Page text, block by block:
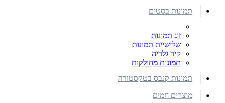
תמונות בסטים
זוג תמונות
שלישיית תמונות
קיר גלריה
תמונות מחולקות
תמונות קנבס בטקסטורה
מוצרים חמים